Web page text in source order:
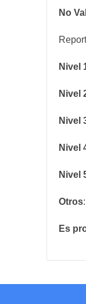
No
Nivel
Nivel
Nivel
Nivel
Nivel
Otros:
Es